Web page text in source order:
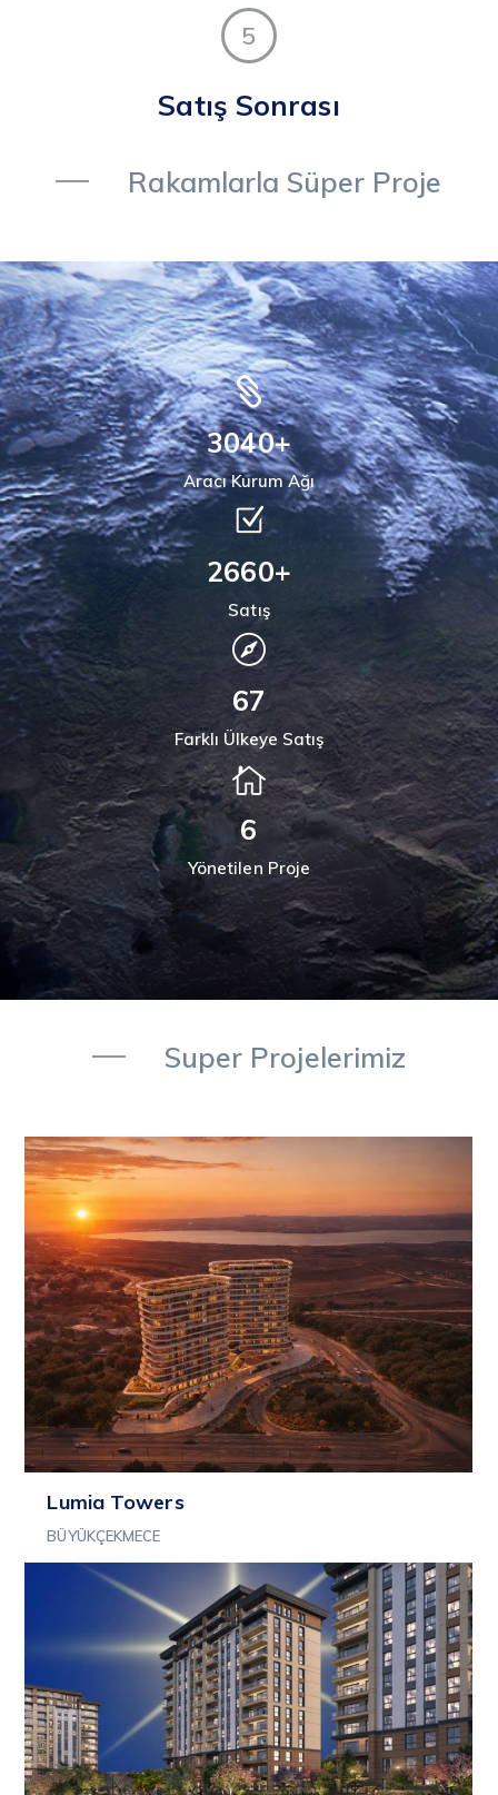
5
Satış Sonrası
Rakamlarla Süper Proje
4000+
Aracı Kurum Ağı
3500+
Satış
88
Farklı Ülkeye Satış
21
Yönetilen Proje
Super Projelerimiz
Lumia Towers
BÜYÜKÇEKMECE